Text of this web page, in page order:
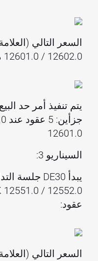
12601.0 / 12602.0 مع توفر سيولة 10 عقود:
يتم تنفيذ أمر حد
12601.0
السيناريو 3:
عقود: